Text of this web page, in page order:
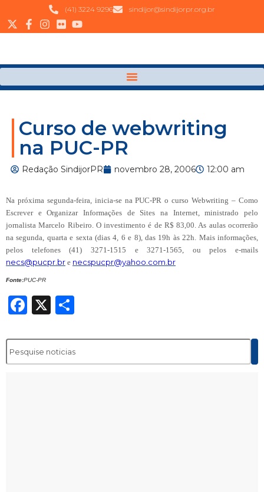
(41) 3224 9296 sindijor@sindijorpr.org.br
Curso de webwriting
na PUC-PR
Redação SindijorPR novembro 28, 2006 12:00 am
Na próxima segunda-feira, inicia-se na PUC-PR o curso Webwriting – Como
Escrever e Organizar Informações de Sites na Internet, ministrado pelo
jornalista Marcelo Ribeiro. O investimento é de R$ 83,00. As aulas ocorrerão
na segunda, quarta e sexta (dias 4, 6 e 8), das 19h às 22h. Mais informações,
pelos telefones (41) 3271-1515 e 3271-1565, ou pelos e-mails
necs@pucpr.br e necspucpr@yahoo.com.br
Fonte:PUC-PR
Facebook
X